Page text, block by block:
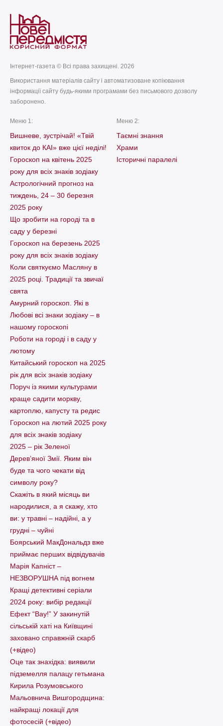
Інтернет-газета © Всі права захищені. 2026
Використання матеріалів сайту і автоматизоване копіювання
інформації сайту будь-якими програмами без письмового дозволу
заборонено.
Меню 1:
Вишневе, зустрічай! «Твій
квиток до КАІ» вже цієї неділі!
Гороскоп на квітень 2025
року для всіх знаків зодіаку
Астрологічний прогноз на
тиждень, 24 – 30 березня
2025 року
Що зробити на городі та в
саду у березні
Гороскоп на березень 2025
року для всіх знаків зодіаку
Коли святкуємо Масляну в
2025 році. Традиції та звичаї
свята
Амурний гороскоп. Які в
Любові всі знаки зодіаку – в
нашому гороскопі
Pоботи на городі і в саду у
лютому
Китайський гороскоп на 2025
рік для всіх знаків зодіаку
Поруч із якими культурами
краще садити моркву,
картоплю, капусту та редис
Гороскоп на лютий 2025 року
для всіх знаків зодіаку
2025 – рік Зеленої
Дерев’яної Змії. Яким він
буде та чого чекати від
символу року?
Скажіть в який місяць ви
народилися, а я скажу, хто
ви: у травні – надійні, а у
грудні – чуйні
Боярський МакДональдз вже
приймає перших відвідувачів
Марія Капніст –
НЕЗВОРУШНА під вогнем
Кращі детективні серіали
2024 року: вибір редакції
Ефект “Вау!” У закинутій
сільській хаті на Київщині
заховано справжній скарб
(+відео)
Оце так знахідка: виявили
підземелля палацу гетьмана
Кирила Розумовського
Мальовнича Вишгородщина:
найкращі локації для
фотосесій (+відео)
Меню 2:
Таємні знання
Храми
Історичні паралелі